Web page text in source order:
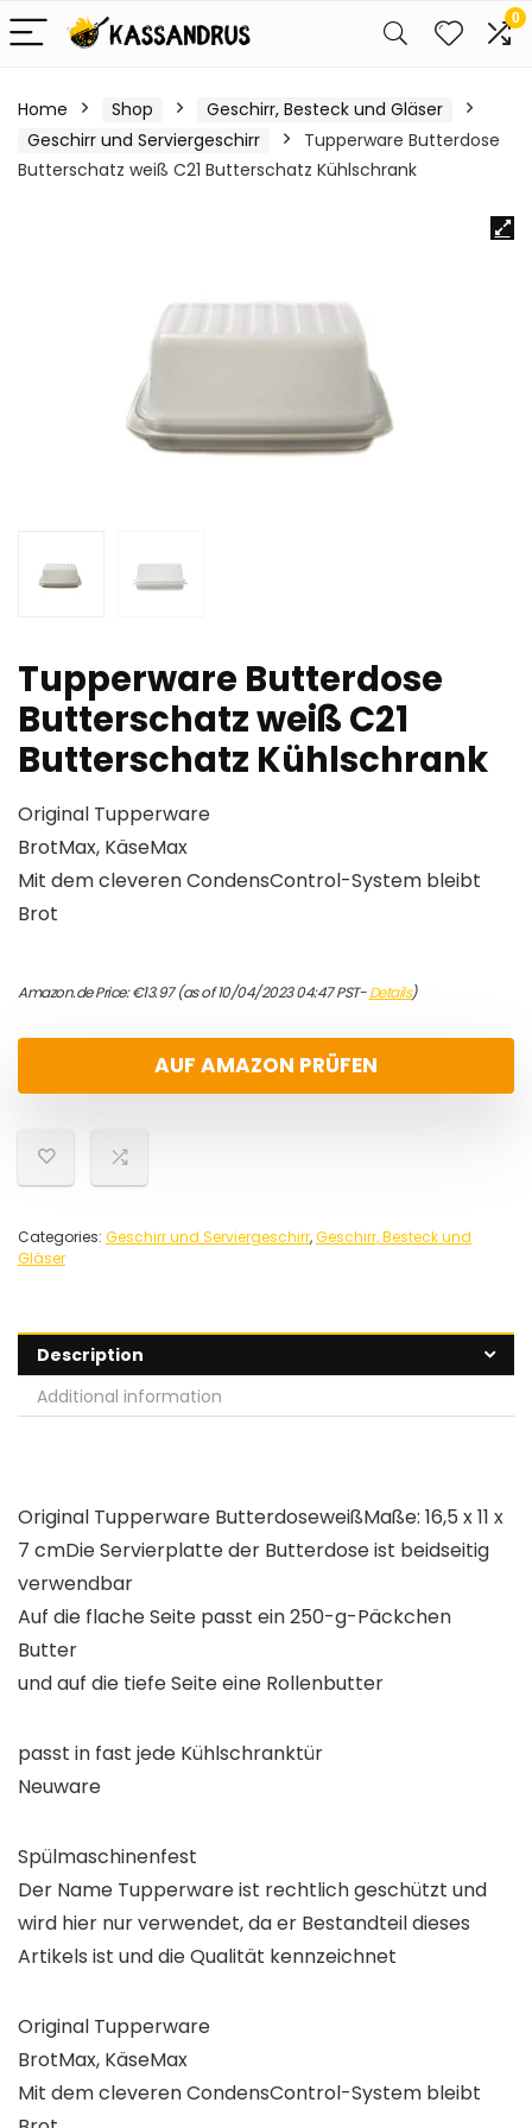
0
Home Shop
Geschirr, Besteck und Gläser
Geschirr und Serviergeschirr
Tupperware Butterdose
Butterschatz weiß C21 Butterschatz Kühlschrank
Tupperware Butterdose
Butterschatz weiß C21
Butterschatz Kühlschrank
Original Tupperware
BrotMax, KäseMax
Mit dem cleveren CondensControl-System bleibt
Brot
Amazon.de Price:€13.97(as of 10/04/2023 04:47 PST-Details)
AUF AMAZON PRÜFEN
Categories: Geschirr und Serviergeschirr,Geschirr, Besteck und
Gläser
Description
Additional information
Original Tupperware ButterdoseweißMaße: 16,5 x 11 x
7 cmDie Servierplatte der Butterdose ist beidseitig
verwendbar
Auf die flache Seite passt ein 250-g-Päckchen
Butter
und auf die tiefe Seite eine Rollenbutter
passt in fast jede Kühlschranktür
Neuware
Spülmaschinenfest
Der Name Tupperware ist rechtlich geschützt und
wird hier nur verwendet, da er Bestandteil dieses
Artikels ist und die Qualität kennzeichnet
Original Tupperware
BrotMax, KäseMax
Mit dem cleveren CondensControl-System bleibt